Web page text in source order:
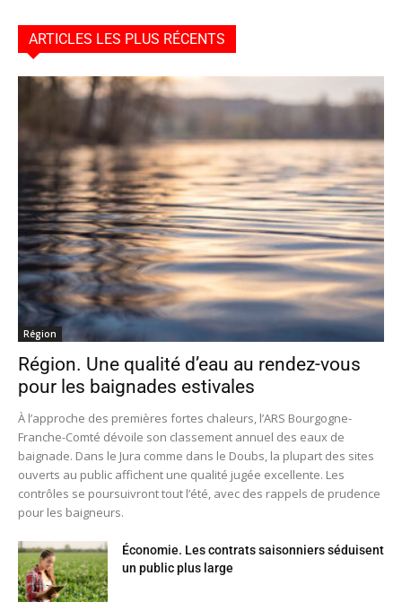
ARTICLES LES PLUS RÉCENTS
Région
Région. Une qualité d’eau au rendez-vous
pour les baignades estivales
À l’approche des premières fortes chaleurs, l’ARS Bourgogne-
Franche-Comté dévoile son classement annuel des eaux de
baignade. Dans le Jura comme dans le Doubs, la plupart des sites
ouverts au public affichent une qualité jugée excellente. Les
contrôles se poursuivront tout l’été, avec des rappels de prudence
pour les baigneurs.
Économie. Les contrats saisonniers séduisent
un public plus large